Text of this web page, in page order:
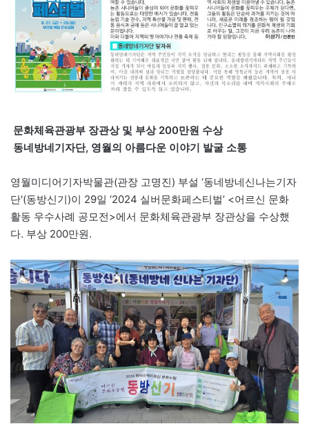
문화체육관광부 장관상 및 부상 200만원 수상
동네방네기자단, 영월의 아름다운 이야기 발굴 소통
영월미디어기자박물관(관장 고명진) 부설 ‘동네방네신나는기자
단'(동방신기)이 29일 ‘2024 실버문화페스티벌’ <어르신 문화
활동 우수사례 공모전>에서 문화체육관광부 장관상을 수상했
다. 부상 200만원.